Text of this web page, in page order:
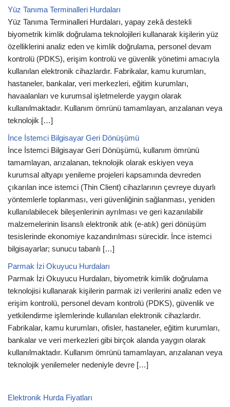
Yüz Tanıma Terminalleri Hurdaları
Yüz Tanıma Terminalleri Hurdaları, yapay zekâ destekli
biyometrik kimlik doğrulama teknolojileri kullanarak kişilerin yüz
özelliklerini analiz eden ve kimlik doğrulama, personel devam
kontrolü (PDKS), erişim kontrolü ve güvenlik yönetimi amacıyla
kullanılan elektronik cihazlardır. Fabrikalar, kamu kurumları,
hastaneler, bankalar, veri merkezleri, eğitim kurumları,
havaalanları ve kurumsal işletmelerde yaygın olarak
kullanılmaktadır. Kullanım ömrünü tamamlayan, arızalanan veya
teknolojik […]
İnce İstemci Bilgisayar Geri Dönüşümü
İnce İstemci Bilgisayar Geri Dönüşümü, kullanım ömrünü
tamamlayan, arızalanan, teknolojik olarak eskiyen veya
kurumsal altyapı yenileme projeleri kapsamında devreden
çıkarılan ince istemci (Thin Client) cihazlarının çevreye duyarlı
yöntemlerle toplanması, veri güvenliğinin sağlanması, yeniden
kullanılabilecek bileşenlerinin ayrılması ve geri kazanılabilir
malzemelerinin lisanslı elektronik atık (e-atık) geri dönüşüm
tesislerinde ekonomiye kazandırılması sürecidir. İnce istemci
bilgisayarlar; sunucu tabanlı […]
Parmak İzi Okuyucu Hurdaları
Parmak İzi Okuyucu Hurdaları, biyometrik kimlik doğrulama
teknolojisi kullanarak kişilerin parmak izi verilerini analiz eden ve
erişim kontrolü, personel devam kontrolü (PDKS), güvenlik ve
yetkilendirme işlemlerinde kullanılan elektronik cihazlardır.
Fabrikalar, kamu kurumları, ofisler, hastaneler, eğitim kurumları,
bankalar ve veri merkezleri gibi birçok alanda yaygın olarak
kullanılmaktadır. Kullanım ömrünü tamamlayan, arızalanan veya
teknolojik yenilemeler nedeniyle devre […]
Elektronik Hurda Fiyatları